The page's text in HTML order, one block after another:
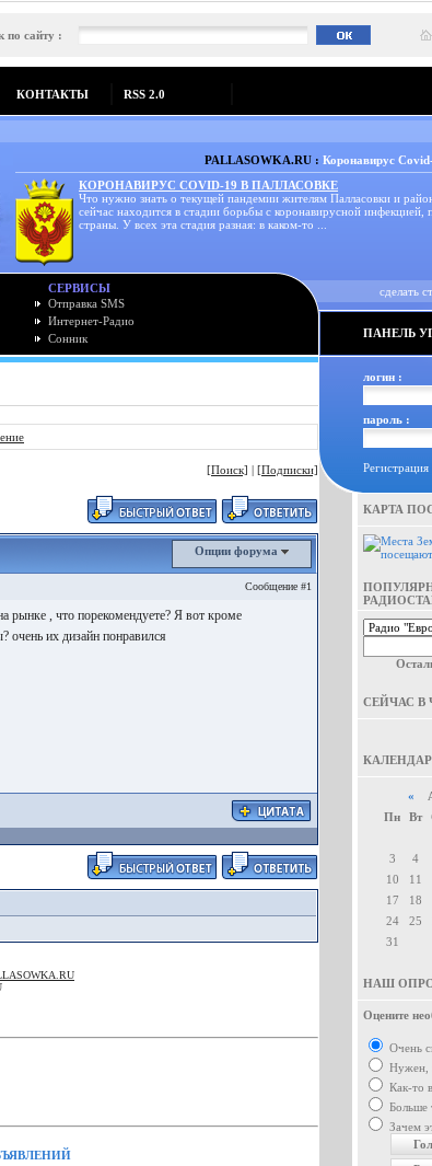
по сайту :
КОНТАКТЫ RSS 2.0
PALLASOWKA.RU : Коронавирус
КОРОНАВИРУС COVID-19 В ПАЛЛАСОВКЕ
Что нужно знать о текущей пандемии жителям Палласовки и
сейчас находится в стадии борьбы с коронавирусной инфекцией,
страны. У всех эта стадия разная: в каком-то ...
СЕРВИСЫ
Отправка SMS
Интернет-Радио
Сонник
сделать
ПАНЕЛЬ
[Поиск] | [Подписки]
Опции форума
Сообщение #1
рынке , что порекомендуете? Я вот кроме
очень их дизайн понравился
логин :
пароль :
Регистрация
КАРТА
СЕЙЧАС В
«
Пн
Вт
3
4
10
11
17
18
24
25
31
НАШ
Оцените
Очень
Нужен,
Как-то
Больше
Зачем